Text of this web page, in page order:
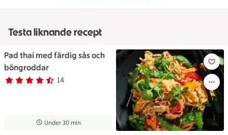
Testa liknande recept
Pad thai med färdig sås och
böngroddar
Betyg 4.2 av 5. 14
14 personer har röstat
Receptet tar Under 30 min att tillaga
Under 30 min
Pad thai med färdig sås och